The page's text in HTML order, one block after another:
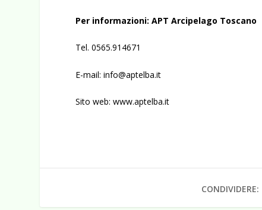
Per informazioni: APT Arcipelago Toscano
Tel. 0565.914671
E-mail:info@aptelba.it
Sito web:www.aptelba.it
CONDIVIDERE: